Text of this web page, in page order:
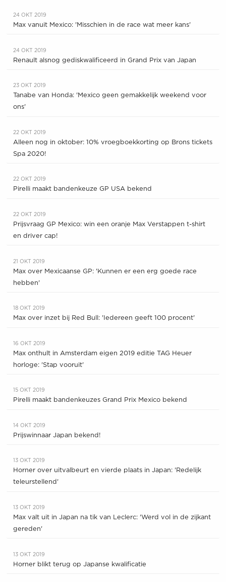
24 OKT 2019
Max vanuit Mexico: 'Misschien in de race wat meer kans'
24 OKT 2019
Renault alsnog gediskwalificeerd in Grand Prix van Japan
23 OKT 2019
Tanabe van Honda: 'Mexico geen gemakkelijk weekend voor
ons'
22 OKT 2019
Alleen nog in oktober: 10% vroegboekkorting op Brons tickets
Spa 2020!
22 OKT 2019
Pirelli maakt bandenkeuze GP USA bekend
22 OKT 2019
Prijsvraag GP Mexico: win een oranje Max Verstappen t-shirt
en driver cap!
21 OKT 2019
Max over Mexicaanse GP: 'Kunnen er een erg goede race
hebben'
18 OKT 2019
Max over inzet bij Red Bull: 'Iedereen geeft 100 procent'
16 OKT 2019
Max onthult in Amsterdam eigen 2019 editie TAG Heuer
horloge: 'Stap vooruit'
15 OKT 2019
Pirelli maakt bandenkeuzes Grand Prix Mexico bekend
14 OKT 2019
Prijswinnaar Japan bekend!
13 OKT 2019
Horner over uitvalbeurt en vierde plaats in Japan: 'Redelijk
teleurstellend'
13 OKT 2019
Max valt uit in Japan na tik van Leclerc: 'Werd vol in de zijkant
gereden'
13 OKT 2019
Horner blikt terug op Japanse kwalificatie